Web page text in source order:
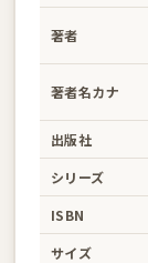
著者
著者名カナ
出版社
シリーズ
ISBN
サイズ